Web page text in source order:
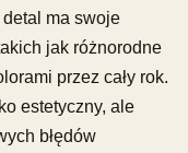
ma swoje
jak różnorodne
przez cały rok.
estetyczny, ale
błędów